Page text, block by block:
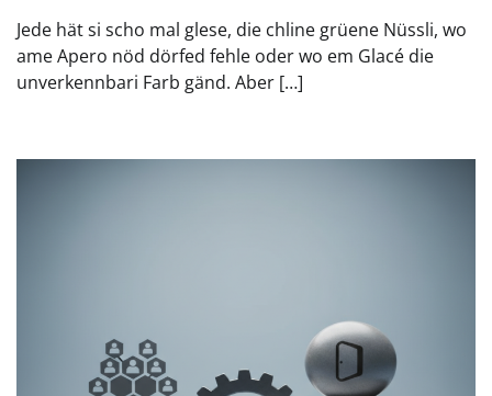
Jede hät si scho mal glese, die chline grüene Nüssli, wo
ame Apero nöd dörfed fehle oder wo em Glacé die
unverkennbari Farb gänd. Aber […]